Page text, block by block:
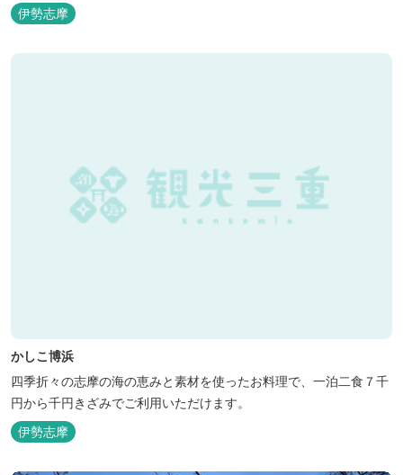
伊勢志摩
かしこ博浜
四季折々の志摩の海の恵みと素材を使ったお料理で、一泊二食７千
円から千円きざみでご利用いただけます。
伊勢志摩